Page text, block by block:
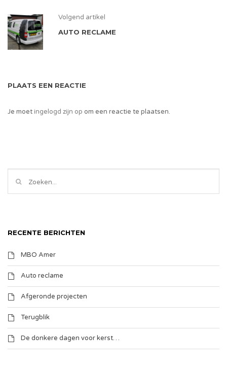
Volgend artikel
AUTO RECLAME
PLAATS EEN REACTIE
Je moetingelogd zijn op om een reactie te plaatsen.
RECENTE BERICHTEN
MBO Amer
Auto reclame
Afgeronde projecten
Terugblik
De donkere dagen voor kerst…